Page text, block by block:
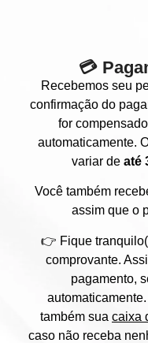
💳
Recebemos seu
confirmação do
for
automaticamente.
variar de até
Você também
assim que o
👉 Fique
comprovante.
pagamento,
também sua caixa
caso não receba